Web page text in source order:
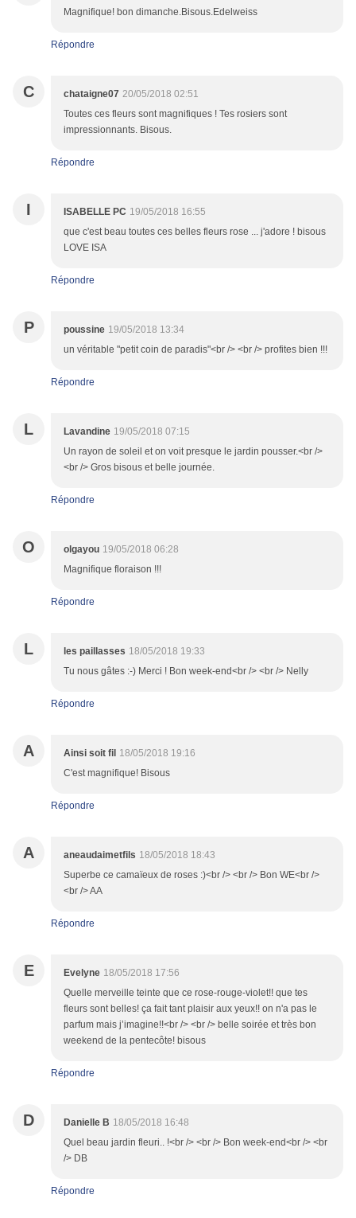
Magnifique! bon dimanche.Bisous.Edelweiss
Répondre
C chataigne07 20/05/2018 02:51
Toutes ces fleurs sont magnifiques ! Tes rosiers sont
impressionnants. Bisous.
Répondre
I ISABELLE PC 19/05/2018 16:55
que c'est beau toutes ces belles fleurs rose ... j'adore ! bisous
LOVE ISA
Répondre
P poussine 19/05/2018 13:34
un véritable "petit coin de paradis"<br /> <br /> profites bien !!!
Répondre
L Lavandine 19/05/2018 07:15
Un rayon de soleil et on voit presque le jardin pousser.<br />
<br /> Gros bisous et belle journée.
Répondre
O olgayou 19/05/2018 06:28
Magnifique floraison !!!
Répondre
L les paillasses 18/05/2018 19:33
Tu nous gâtes :-) Merci ! Bon week-end<br /> <br /> Nelly
Répondre
A Ainsi soit fil 18/05/2018 19:16
C'est magnifique! Bisous
Répondre
A aneaudaimetfils 18/05/2018 18:43
Superbe ce camaïeux de roses :)<br /> <br /> Bon WE<br />
<br /> AA
Répondre
E Evelyne 18/05/2018 17:56
Quelle merveille teinte que ce rose-rouge-violet!! que tes
fleurs sont belles! ça fait tant plaisir aux yeux!! on n'a pas le
parfum mais j’imagine!!<br /> <br /> belle soirée et très bon
weekend de la pentecôte! bisous
Répondre
D Danielle B 18/05/2018 16:48
Quel beau jardin fleuri.. !<br /> <br /> Bon week-end<br /> <br
/> DB
Répondre